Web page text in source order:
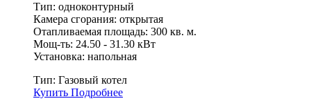
Тип: одноконтурный
Камера сгорания: открытая
Отапливаемая площадь: 300 кв. м.
Мощ-ть: 24.50 - 31.30 кВт
Установка: напольная
Тип: Газовый котел
Купить Подробнее